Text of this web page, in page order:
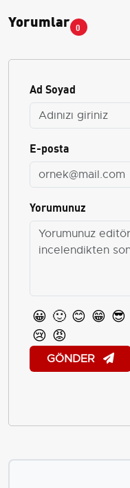
Yorumlar 0
Ad Soyad
E-posta
Yorumunuz
😀 🙂 😊 😁 😎
😢 😡
GÖNDER